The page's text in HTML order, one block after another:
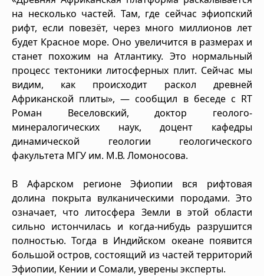
на несколько частей. Там, где сейчас эфиопский
рифт, если повезёт, через много миллионов лет
будет Красное море. Оно увеличится в размерах и
станет похожим на Атлантику. Это нормальный
процесс тектоники литосферных плит. Сейчас мы
видим, как происходит раскол древней
Африканской плиты», — сообщил в беседе с RT
Роман Веселовский, доктор геолого-
минералогических наук, доцент кафедры
динамической геологии геологического
факультета МГУ им. М.В. Ломоносова.
В Афарском регионе Эфиопии вся рифтовая
долина покрыта вулканическими породами. Это
означает, что литосфера Земли в этой области
сильно истончилась и когда-нибудь разрушится
полностью. Тогда в Индийском океане появится
большой остров, состоящий из частей территорий
Эфиопии, Кении и Сомали, уверены эксперты.